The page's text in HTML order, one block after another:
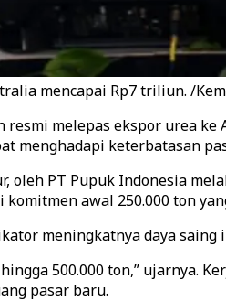
mencapai Rp7 triliun. /
melepas ekspor urea
menghadapi keterbatasan
PT Pupuk Indonesia
awal 250.000 ton
meningkatnya daya
500.000 ton,” ujarnya.
pasar baru.